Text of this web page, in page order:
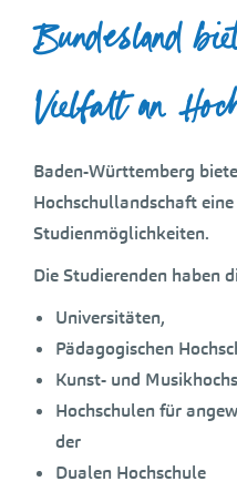
Bundesland
Vielfalt an
Baden-Württemberg
Hochschullandschaft
Studienmöglichkeiten.
Die Studierenden haben
Universitäten,
Pädagogischen
Kunst- und
Hochschulen für
der
Dualen Hochschule